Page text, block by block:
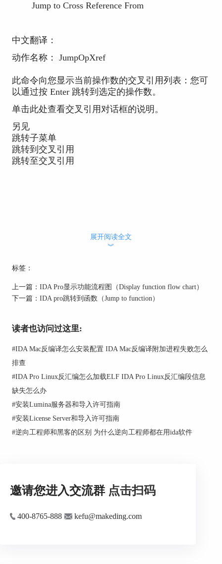
Jump to Cross Reference From
中文翻译：
动作名称： JumpOpXref
此命令向您显示当前操作数的交叉引用列表：您可
以通过按 Enter 跳转到选定的操作数。
单击此处查看交叉引用对话框的说明。
另见
跳转子菜单
跳转到交叉引用
跳转至交叉引用
展开阅读全文
︾
标签：
上一篇： IDA Pro显示功能流程图（Display function flow chart）
下一篇： IDA pro跳转到函数（Jump to function）
读者也访问过这里:
#IDA Mac反编译怎么安装配置 IDA Mac反编译附加进程失败怎么
排查
#IDA Pro Linux反汇编怎么加载ELF IDA Pro Linux反汇编段信息
缺失怎么办
#安装Lumina服务器和导入许可指南
#安装License Server和导入许可指南
#逆向工程师和黑客的区别 为什么逆向工程师都在用ida软件
邀请您进入交流群 点击扫码
400-8765-888 kefu@makeding.com